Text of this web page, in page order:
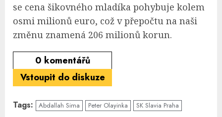
se cena šikovného mladíka pohybuje kolem
osmi milionů euro, což v přepočtu na naši
změnu znamená 206 milionů korun.
0 komentářů
Vstoupit do diskuze
Tags: Abdallah Sima Peter Olayinka SK Slavia Praha